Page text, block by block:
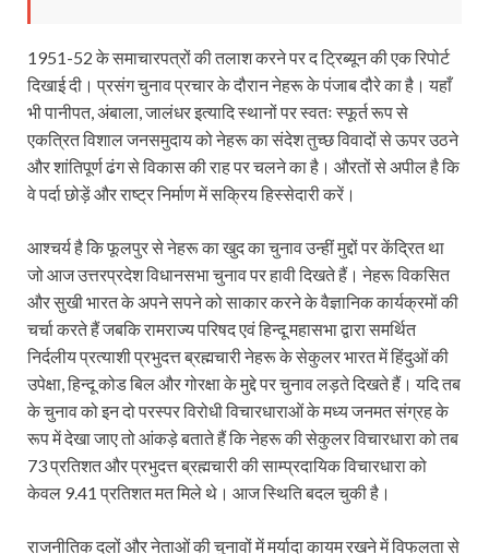
1951-52 के समाचारपत्रों की तलाश करने पर द ट्रिब्यून की एक रिपोर्ट
दिखाई दी। प्रसंग चुनाव प्रचार के दौरान नेहरू के पंजाब दौरे का है। यहाँ
भी पानीपत, अंबाला, जालंधर इत्यादि स्थानों पर स्वतः स्फूर्त रूप से
एकत्रित विशाल जनसमुदाय को नेहरू का संदेश तुच्छ विवादों से ऊपर उठने
और शांतिपूर्ण ढंग से विकास की राह पर चलने का है। औरतों से अपील है कि
वे पर्दा छोड़ें और राष्ट्र निर्माण में सक्रिय हिस्सेदारी करें।
आश्चर्य है कि फूलपुर से नेहरू का खुद का चुनाव उन्हीं मुद्दों पर केंद्रित था
जो आज उत्तरप्रदेश विधानसभा चुनाव पर हावी दिखते हैं। नेहरू विकसित
और सुखी भारत के अपने सपने को साकार करने के वैज्ञानिक कार्यक्रमों की
चर्चा करते हैं जबकि रामराज्य परिषद एवं हिन्दू महासभा द्वारा समर्थित
निर्दलीय प्रत्याशी प्रभुदत्त ब्रह्मचारी नेहरू के सेकुलर भारत में हिंदुओं की
उपेक्षा, हिन्दू कोड बिल और गोरक्षा के मुद्दे पर चुनाव लड़ते दिखते हैं। यदि तब
के चुनाव को इन दो परस्पर विरोधी विचारधाराओं के मध्य जनमत संग्रह के
रूप में देखा जाए तो आंकड़े बताते हैं कि नेहरू की सेकुलर विचारधारा को तब
73 प्रतिशत और प्रभुदत्त ब्रह्मचारी की साम्प्रदायिक विचारधारा को
केवल 9.41 प्रतिशत मत मिले थे। आज स्थिति बदल चुकी है।
राजनीतिक दलों और नेताओं की चुनावों में मर्यादा कायम रखने में विफलता से